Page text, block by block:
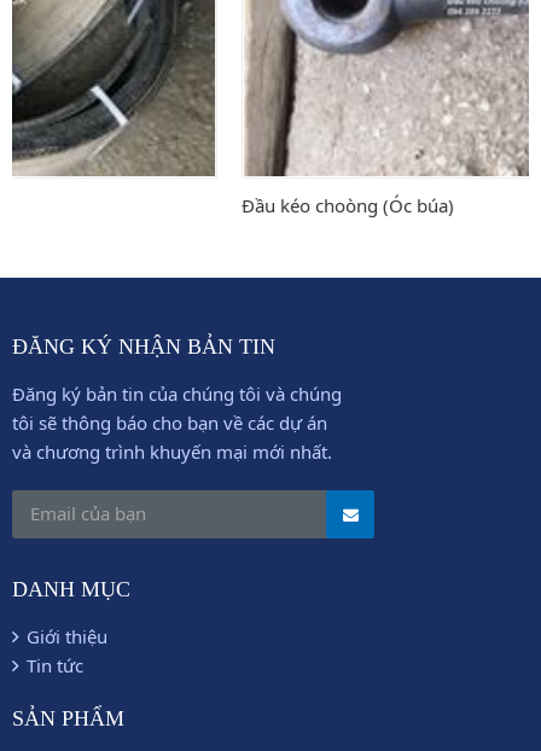
Đầu kéo choòng (Óc búa)
ĐĂNG KÝ NHẬN BẢN TIN
Đăng ký bản tin của chúng tôi và chúng
tôi sẽ thông báo cho bạn về các dự án
và chương trình khuyến mại mới nhất.
DANH MỤC
Giới thiệu
Tin tức
SẢN PHẨM